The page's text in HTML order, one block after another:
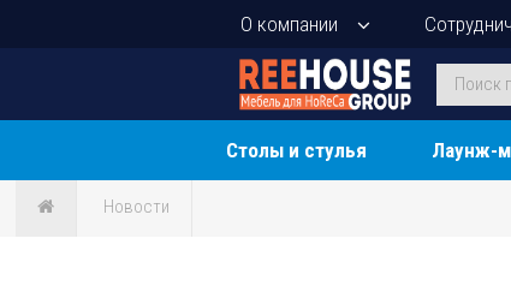
О компании
Столы и стулья Лаунж-
Новости